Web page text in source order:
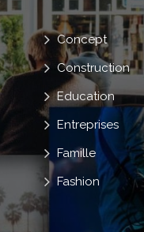
Concept
Construction
Education
Entreprises
Famille
Fashion